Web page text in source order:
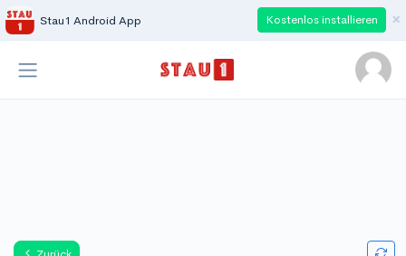
Stau1 Android App Kostenlos installieren ×